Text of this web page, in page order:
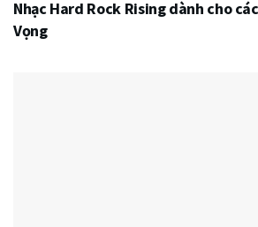
Nhạc Hard Rock Rising dành cho
Vọng